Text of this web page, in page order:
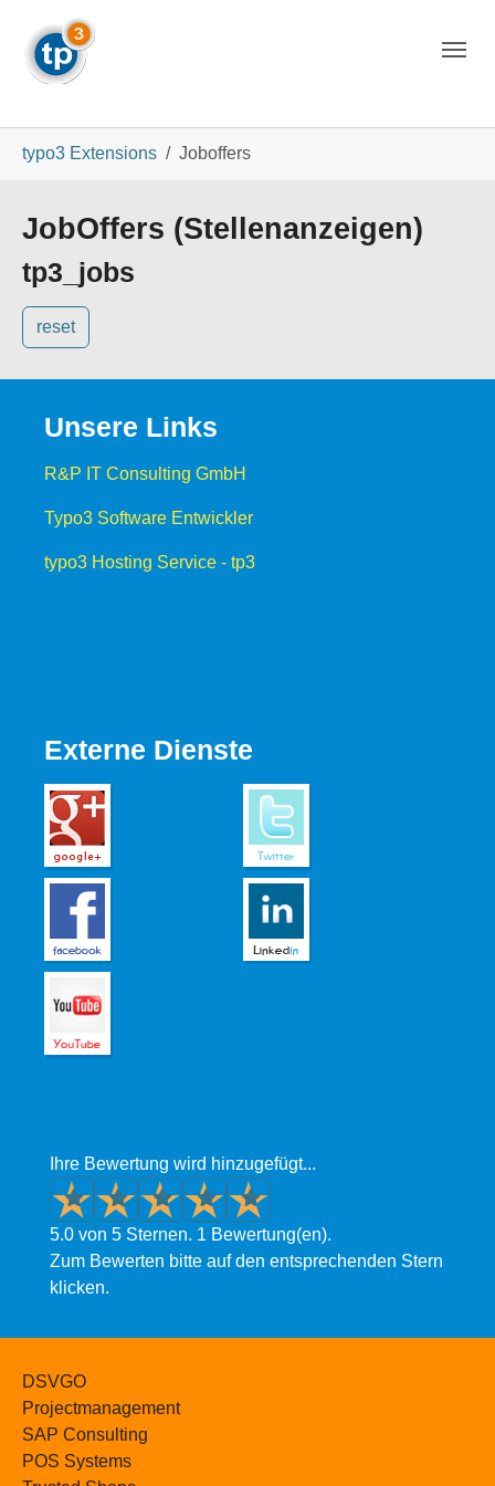
typo3 Extensions Joboffers
JobOffers (Stellenanzeigen)
tp3_jobs
reset
Unsere Links
R&P IT Consulting GmbH
Typo3 Software Entwickler
typo3 Hosting Service - tp3
Externe Dienste
Ihre Bewertung wird hinzugefügt...
5.0 von 5 Sternen. 1 Bewertung(en).
Zum Bewerten bitte auf den entsprechenden Stern
klicken.
DSVGO
Projectmanagement
SAP Consulting
POS Systems